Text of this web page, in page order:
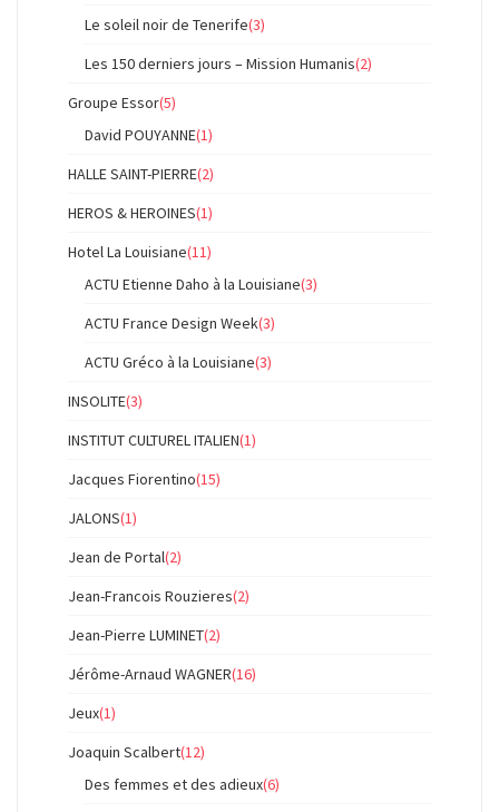
Le soleil noir de Tenerife(3)
Les 150 derniers jours – Mission Humanis(2)
Groupe Essor(5)
David POUYANNE(1)
HALLE SAINT-PIERRE(2)
HEROS & HEROINES(1)
Hotel La Louisiane(11)
ACTU Etienne Daho à la Louisiane(3)
ACTU France Design Week(3)
ACTU Gréco à la Louisiane(3)
INSOLITE(3)
INSTITUT CULTUREL ITALIEN(1)
Jacques Fiorentino(15)
JALONS(1)
Jean de Portal(2)
Jean-Francois Rouzieres(2)
Jean-Pierre LUMINET(2)
Jérôme-Arnaud WAGNER(16)
Jeux(1)
Joaquin Scalbert(12)
Des femmes et des adieux(6)